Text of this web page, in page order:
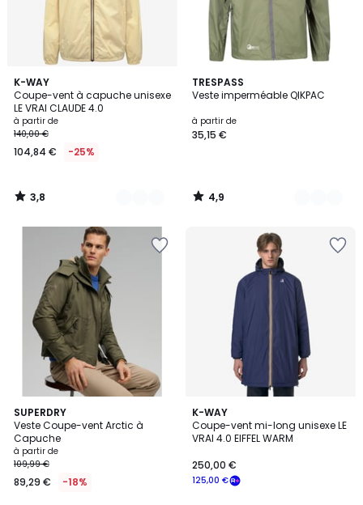
K-WAY
Coupe-vent à capuche unisexe
LE VRAI CLAUDE 4.0
à partir de
140,00 €
104,84 € -25%
3,8
/ 5
11
Couleurs
3,8
/
TRESPASS
Veste imperméable QIKPAC
à partir de
35,15 €
4,9
/ 5
2
Couleurs
4,9
/
SUPERDRY
Veste Coupe-vent Arctic à
Capuche
à partir de
109,99 €
89,29 € -18%
3
Couleurs
K-WAY
Coupe-vent mi-long unisexe LE
VRAI 4.0 EIFFEL WARM
125,00 €
250,00 €